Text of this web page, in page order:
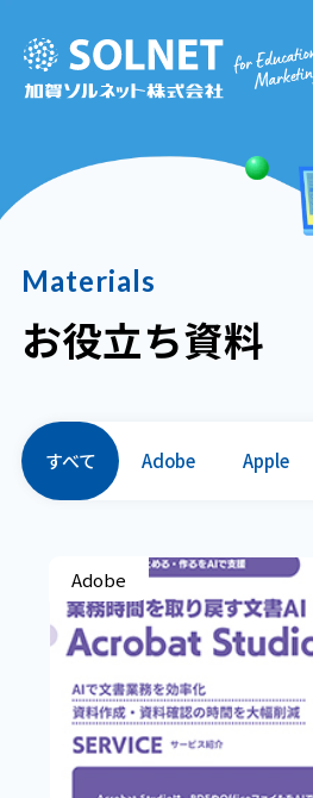
Materials
お役立ち資料
すべて Adobe Apple
Adobe